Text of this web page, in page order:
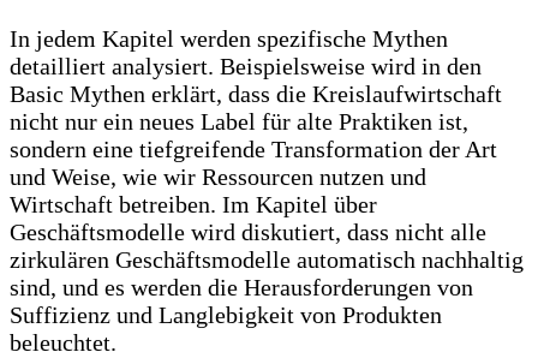
In jedem Kapitel werden spezifische Mythen
detailliert analysiert. Beispielsweise wird in den
Basic Mythen erklärt, dass die Kreislaufwirtschaft
nicht nur ein neues Label für alte Praktiken ist,
sondern eine tiefgreifende Transformation der Art
und Weise, wie wir Ressourcen nutzen und
Wirtschaft betreiben. Im Kapitel über
Geschäftsmodelle wird diskutiert, dass nicht alle
zirkulären Geschäftsmodelle automatisch nachhaltig
sind, und es werden die Herausforderungen von
Suffizienz und Langlebigkeit von Produkten
beleuchtet.